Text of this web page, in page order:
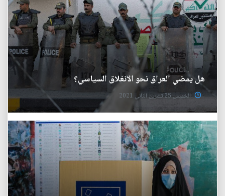
هل يمضي العراق نحو الانغلاق السياسي؟
الخميس 25 تشرين الثاني 2021